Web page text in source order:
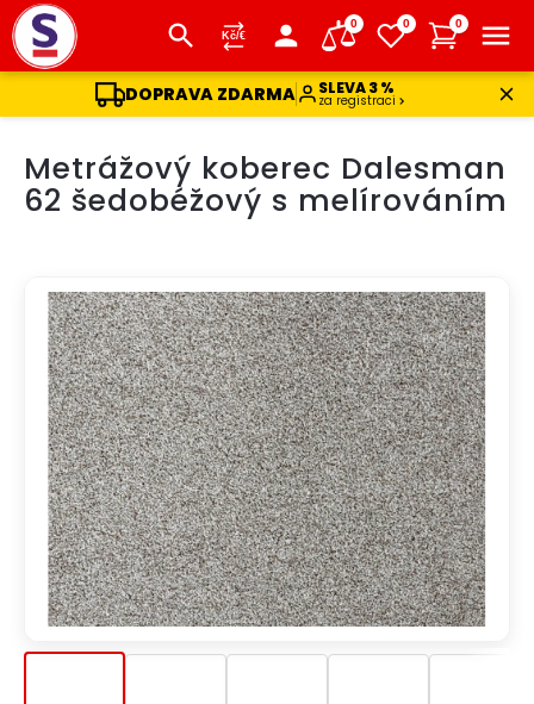
DOPRAVA ZDARMA SLEVA 3 %
za registraci
0 0 0
obsahMetrážový koberec Dalesman
62 šedobéžový s melírováním